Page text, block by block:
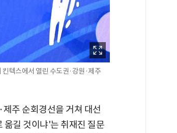
텍스에서 열린 수도권·강원·제주
주 순회경선을 거쳐 대선
옮길 것이냐'는 취재진 질문